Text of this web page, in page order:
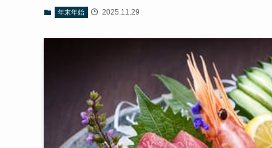
年末年始 2025.11.29